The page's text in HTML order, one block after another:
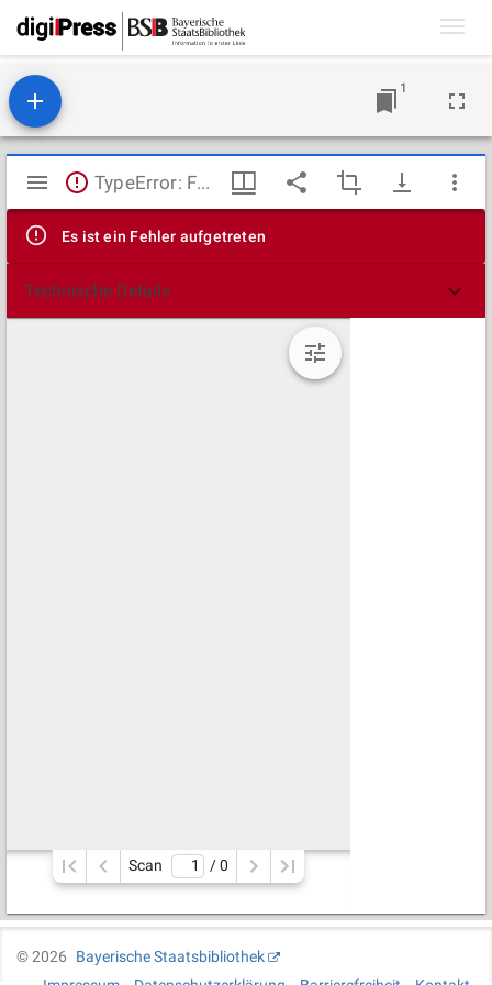
1
Mirador
Viewer
TypeError: Failed to fetch
Es ist ein Fehler aufgetreten
Technische Details
Scan / 0
©2026
Bayerische Staatsbibliothek